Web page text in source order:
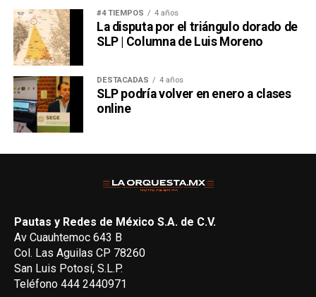
#4 TIEMPOS 4 años
La disputa por el triángulo dorado de
SLP | Columna de Luis Moreno
DESTACADAS 4 años
SLP podría volver en enero a clases
online
Pautas y Redes de México S.A. de C.V.
Av Cuauhtemoc 643 B
Col. Las Aguilas CP 78260
San Luis Potosí, S.L.P.
Teléfono 444 2440971